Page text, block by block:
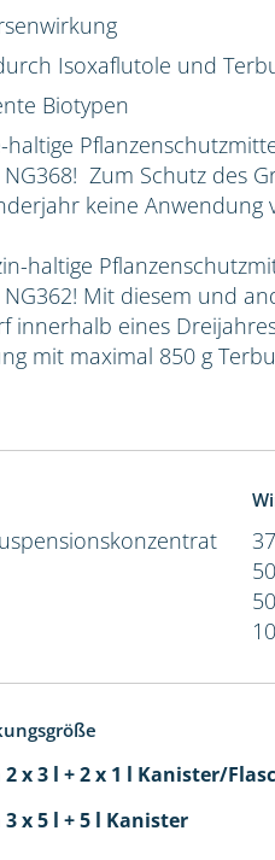
Isoxaflutole und
Biotypen
haltige
Zum Schutz des
keine
haltige
Mit diesem und
innerhalb eines
mit maximal 850 g
x 3 l + 2 x 1 l Kanister/
x 5 l + 5 l Kanister